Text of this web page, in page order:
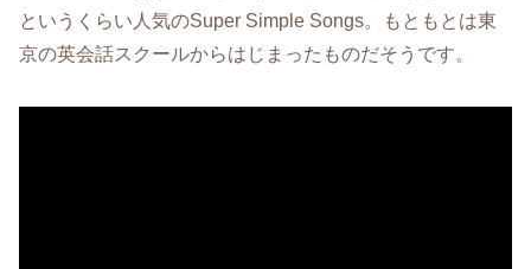
というくらい人気のSuper Simple Songs。もともとは東
京の英会話スクールからはじまったものだそうです。